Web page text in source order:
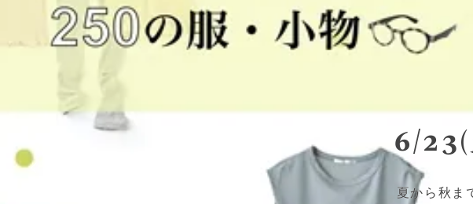
6/
夏から秋ま